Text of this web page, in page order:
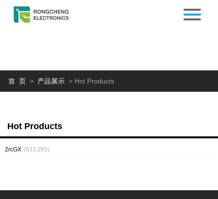
首 页 > 产品展示 > Hot Products
Hot Products
2rcGX (633,285)